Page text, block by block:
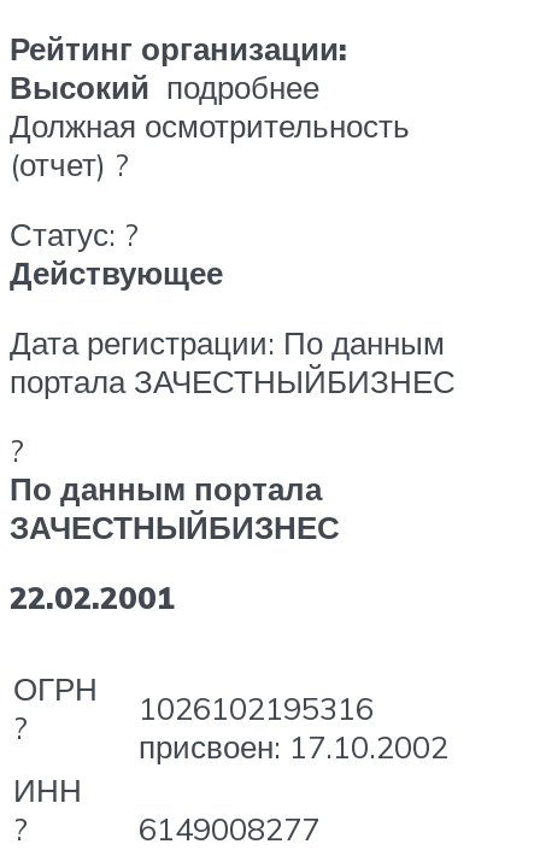
Рейтинг организации:
Высокий подробнее
Должная осмотрительность
(отчет) ?
Статус: ?
Действующее
Дата регистрации: По данным
портала ЗАЧЕСТНЫЙБИЗНЕС
?
По данным портала
ЗАЧЕСТНЫЙБИЗНЕС
22.02.2001
ОГРН
?
1026102195316
присвоен: 17.10.2002
ИНН
?
6149008277